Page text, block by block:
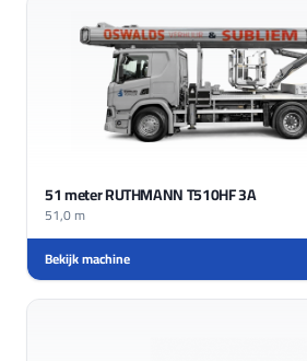
51 meter RUTHMANN T510HF 3A
51,0 m
Bekijk machine